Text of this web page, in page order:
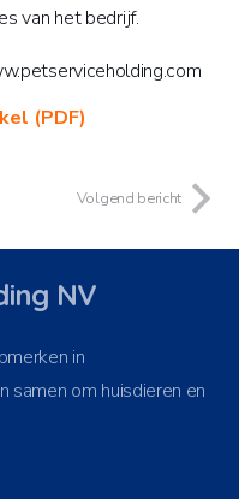
van het bedrijf.
(PDF)
Volgend bericht
NV
in
samen om huisdieren en